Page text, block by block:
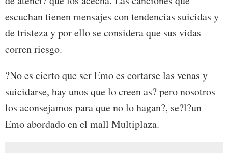
escuchan tienen mensajes con tendencias suicidas y
de tristeza y por ello se considera que sus vidas
corren riesgo.
?No es cierto que ser Emo es cortarse las venas y
suicidarse, hay unos que lo creen as? pero nosotros
los aconsejamos para que no lo hagan?, se?l?un
Emo abordado en el mall Multiplaza.